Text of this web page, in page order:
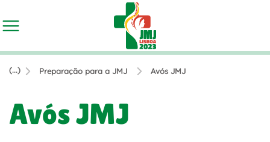
(...) Preparação para a JMJ Avós JMJ
Avós JMJ